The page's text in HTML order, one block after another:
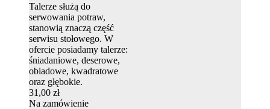
Talerze służą do
serwowania potraw,
stanowią znaczą część
serwisu stołowego. W
ofercie posiadamy talerze:
śniadaniowe, deserowe,
obiadowe, kwadratowe
oraz głębokie.
31,00 zł
Na zamówienie